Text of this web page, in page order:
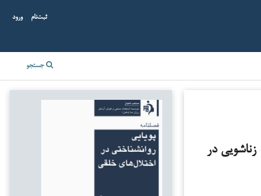
جستجو
ثبت‌نام ورود
در